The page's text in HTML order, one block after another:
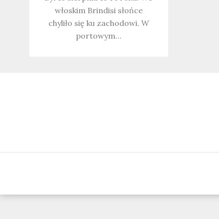
włoskim Brindisi słońce
chyliło się ku zachodowi. W
portowym…